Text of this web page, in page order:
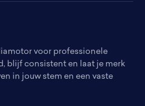
voor professionele
blijf consistent en laat je merk
in jouw stem en een vaste